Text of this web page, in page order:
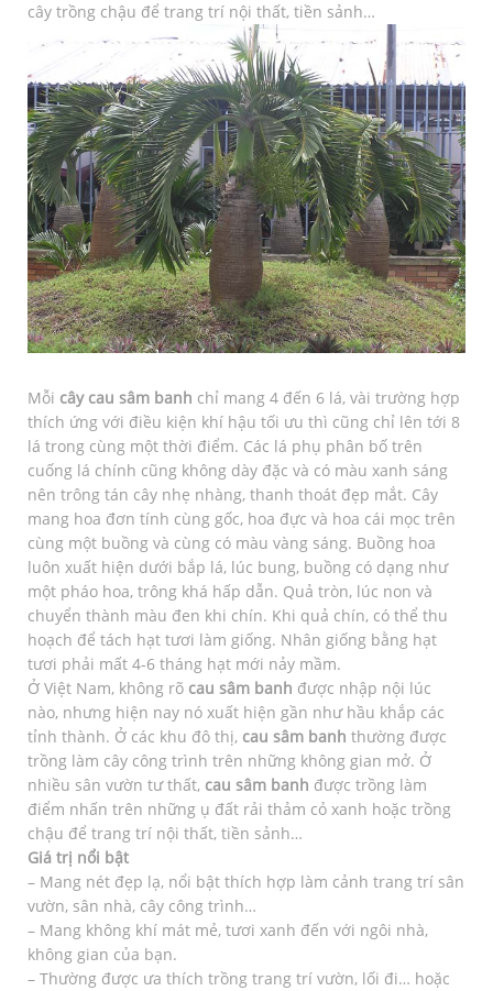
cây trồng chậu để trang trí nội thất, tiền sảnh…
Mỗi cây cau sâm banh chỉ mang 4 đến 6 lá, vài trường hợp
thích ứng với điều kiện khí hậu tối ưu thì cũng chỉ lên tới 8
lá trong cùng một thời điểm. Các lá phụ phân bố trên
cuống lá chính cũng không dày đặc và có màu xanh sáng
nên trông tán cây nhẹ nhàng, thanh thoát đẹp mắt. Cây
mang hoa đơn tính cùng gốc, hoa đực và hoa cái mọc trên
cùng một buồng và cùng có màu vàng sáng. Buồng hoa
luôn xuất hiện dưới bắp lá, lúc bung, buồng có dạng như
một pháo hoa, trông khá hấp dẫn. Quả tròn, lúc non và
chuyển thành màu đen khi chín. Khi quả chín, có thể thu
hoạch để tách hạt tươi làm giống. Nhân giống bằng hạt
tươi phải mất 4-6 tháng hạt mới nảy mầm.
Ở Việt Nam, không rõ cau sâm banh được nhập nội lúc
nào, nhưng hiện nay nó xuất hiện gần như hầu khắp các
tỉnh thành. Ở các khu đô thị, cau sâm banh thường được
trồng làm cây công trình trên những không gian mở. Ở
nhiều sân vườn tư thất, cau sâm banh được trồng làm
điểm nhấn trên những ụ đất rải thảm cỏ xanh hoặc trồng
chậu để trang trí nội thất, tiền sảnh…
Giá trị nổi bật
– Mang nét đẹp lạ, nổi bật thích hợp làm cảnh trang trí sân
vườn, sân nhà, cây công trình…
– Mang không khí mát mẻ, tươi xanh đến với ngôi nhà,
không gian của bạn.
– Thường được ưa thích trồng trang trí vườn, lối đi… hoặc